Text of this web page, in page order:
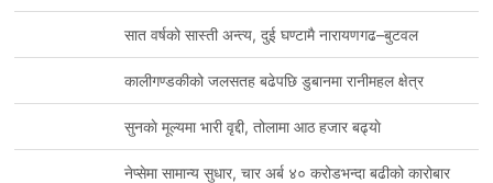
n
सात वर्षको सास्ती अन्त्य, दुई घण्टामै नारायणगढ–बुटवल
कालीगण्डकीको जलसतह बढेपछि डुबानमा रानीमहल क्षेत्र
सुनकाे मूल्यमा भारी वृद्दी, तोलामा आठ हजार बढ्याे
नेप्सेमा सामान्य सुधार, चार अर्ब ४० करोडभन्दा बढीको कारोबार